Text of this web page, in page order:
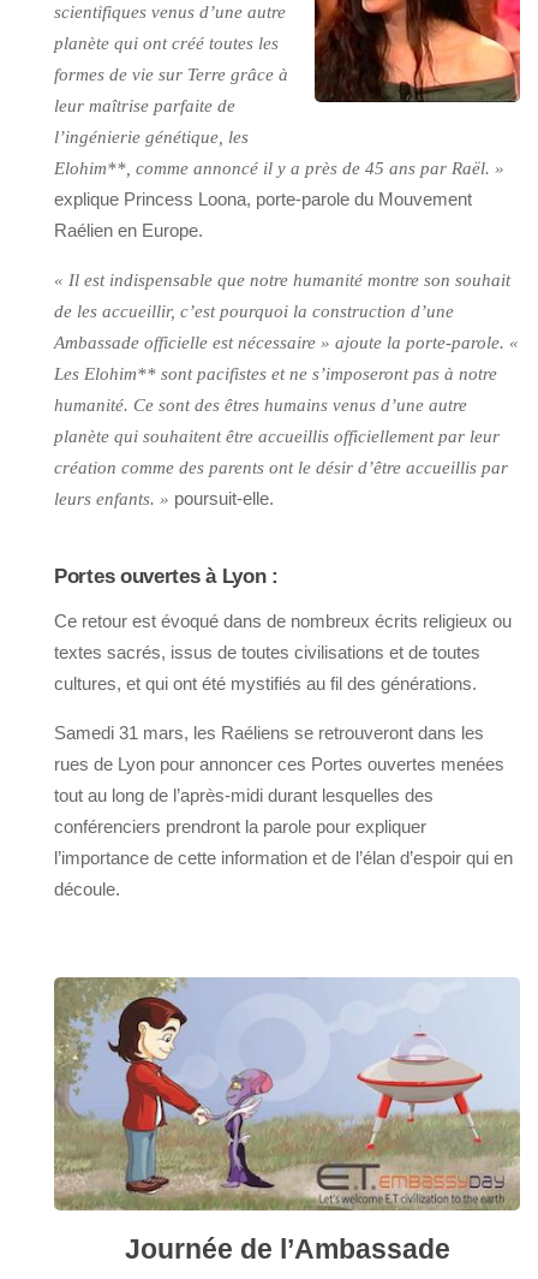
scientifiques venus d’une autre
planète qui ont créé toutes les
formes de vie sur Terre grâce à
leur maîtrise parfaite de
l’ingénierie génétique, les
Elohim**, comme annoncé il y a près de 45 ans par Raël. »
explique Princess Loona, porte-parole du Mouvement
Raélien en Europe.
« Il est indispensable que notre humanité montre son souhait
de les accueillir, c’est pourquoi la construction d’une
Ambassade officielle est nécessaire » ajoute la porte-parole. «
Les Elohim** sont pacifistes et ne s’imposeront pas à notre
humanité. Ce sont des êtres humains venus d’une autre
planète qui souhaitent être accueillis officiellement par leur
création comme des parents ont le désir d’être accueillis par
leurs enfants. » poursuit-elle.
Portes ouvertes à Lyon :
Ce retour est évoqué dans de nombreux écrits religieux ou
textes sacrés, issus de toutes civilisations et de toutes
cultures, et qui ont été mystifiés au fil des générations.
Samedi 31 mars, les Raéliens se retrouveront dans les
rues de Lyon pour annoncer ces Portes ouvertes menées
tout au long de l’après-midi durant lesquelles des
conférenciers prendront la parole pour expliquer
l’importance de cette information et de l’élan d’espoir qui en
découle.
Journée de l’Ambassade